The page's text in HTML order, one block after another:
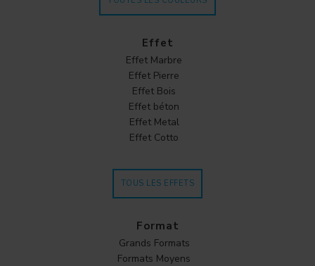
Effet
Effet Marbre
Effet Pierre
Effet Bois
Effet béton
Effet Metal
Effet Cotto
TOUS LES EFFETS
Format
Grands Formats
Formats Moyens